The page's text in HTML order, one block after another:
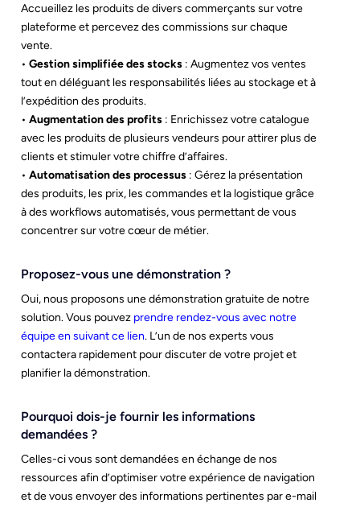
Accueillez les produits de divers commerçants sur votre
plateforme et percevez des commissions sur chaque
vente.
• Gestion simplifiée des stocks : Augmentez vos ventes
tout en déléguant les responsabilités liées au stockage et à
l’expédition des produits.
• Augmentation des profits : Enrichissez votre catalogue
avec les produits de plusieurs vendeurs pour attirer plus de
clients et stimuler votre chiffre d’affaires.
• Automatisation des processus : Gérez la présentation
des produits, les prix, les commandes et la logistique grâce
à des workflows automatisés, vous permettant de vous
concentrer sur votre cœur de métier.
Proposez-vous une démonstration ?
Oui, nous proposons une démonstration gratuite de notre
solution. Vous pouvez prendre rendez-vous avec notre
équipe en suivant ce lien. L’un de nos experts vous
contactera rapidement pour discuter de votre projet et
planifier la démonstration.
Pourquoi dois-je fournir les informations
demandées ?
Celles-ci vous sont demandées en échange de nos
ressources afin d’optimiser votre expérience de navigation
et de vous envoyer des informations pertinentes par e-mail